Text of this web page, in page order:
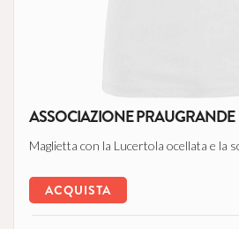
ASSOCIAZIONE PRAUGRANDE
Maglietta con la Lucertola ocellata e la
ACQUISTA